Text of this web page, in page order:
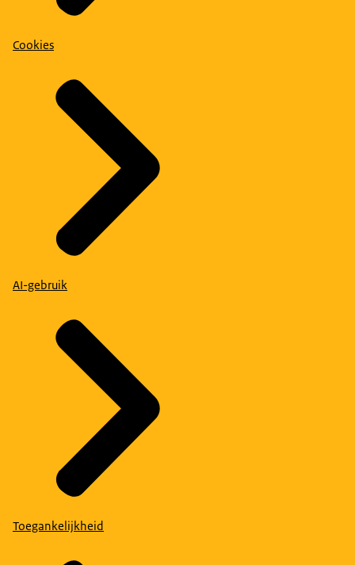
Cookies
AI-gebruik
Toegankelijkheid